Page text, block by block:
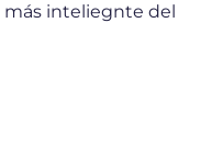
más inteliegnte del